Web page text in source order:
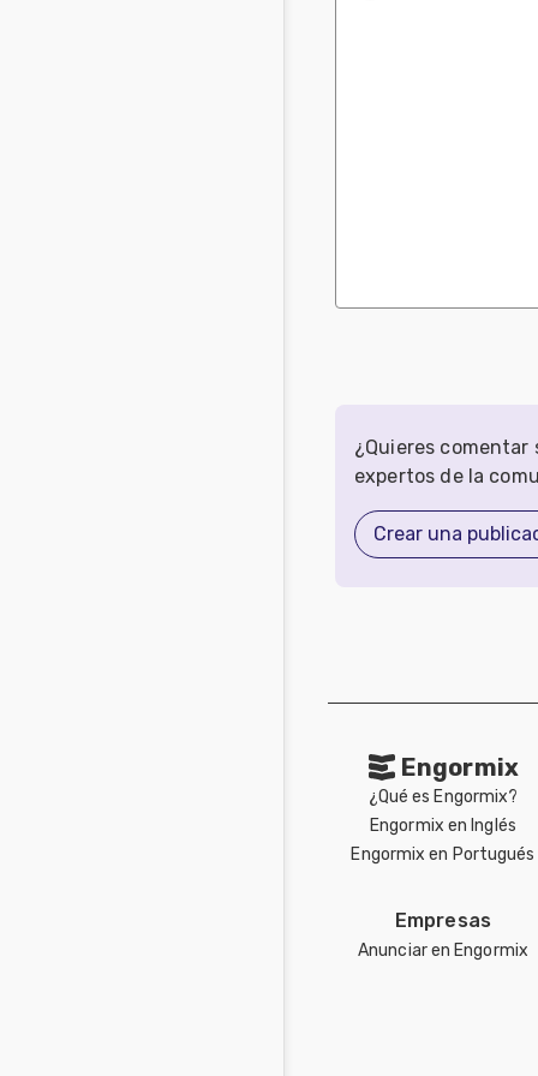
¿Quieres comentar
expertos de la
Crear una
Engormix
¿Qué es Engormix?
Engormix en Inglés
Engormix en Portugués
Empresas
Anunciar en Engormix